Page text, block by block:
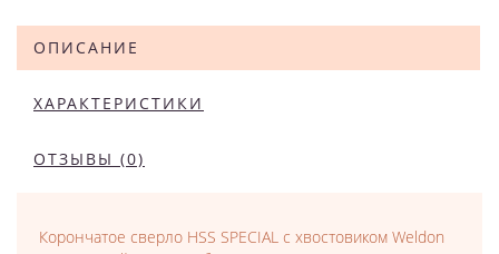
ОПИСАНИЕ
ХАРАКТЕРИСТИКИ
ОТЗЫВЫ (0)
Корончатое сверло HSS SPECIAL с хвостовиком Weldon